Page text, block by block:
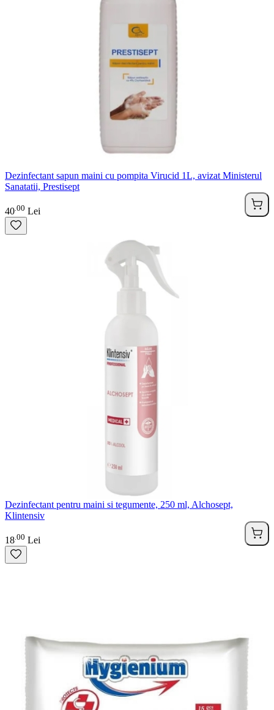
Dezinfectant sapun maini cu pompita Virucid 1L, avizat Ministerul
Sanatatii, Prestisept
40 00 Lei
Dezinfectant pentru maini si tegumente, 250 ml, Alchosept,
Klintensiv
18 00 Lei